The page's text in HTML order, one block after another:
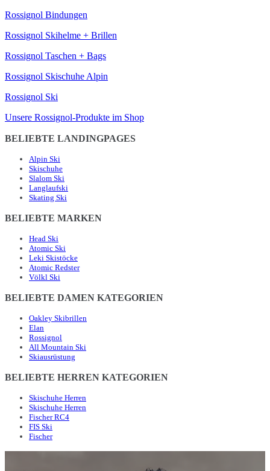
Rossignol Bindungen
Rossignol Skihelme + Brillen
Rossignol Taschen + Bags
Rossignol Skischuhe Alpin
Rossignol Ski
Unsere Rossignol-Produkte im Shop
BELIEBTE LANDINGPAGES
Alpin Ski
Skischuhe
Slalom Ski
Langlaufski
Skating Ski
BELIEBTE MARKEN
Head Ski
Atomic Ski
Leki Skistöcke
Atomic Redster
Völkl Ski
BELIEBTE DAMEN KATEGORIEN
Oakley Skibrillen
Elan
Rossignol
All Mountain Ski
Skiausrüstung
BELIEBTE HERREN KATEGORIEN
Skischuhe Herren
Skischuhe Herren
Fischer RC4
FIS Ski
Fischer